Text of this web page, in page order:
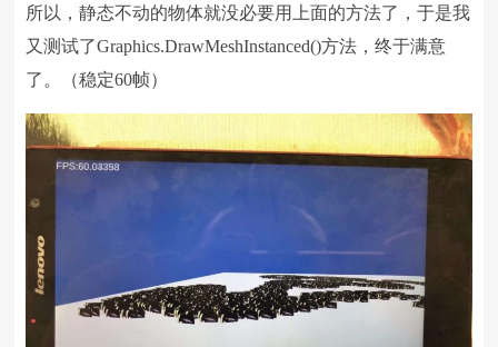
所以，静态不动的物体就没必要用上面的方法了，于是我
又测试了Graphics.DrawMeshInstanced()方法，终于满意
了。（稳定60帧）